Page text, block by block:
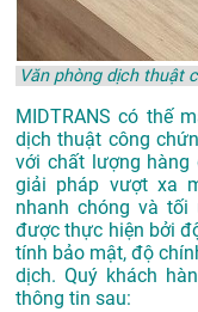
Văn phòng dịch thuật
MIDTRANS có thế
dịch thuật công
với chất lượng
giải pháp vượt xa
nhanh chóng và
được thực hiện bởi
tính bảo mật, độ
dịch. Quý khách
thông tin sau: